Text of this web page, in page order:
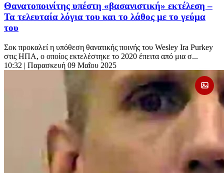
Θανατοποινίτης υπέστη «βασανιστική» εκτέλεση –
Τα τελευταία λόγια του και το λάθος με το γεύμα
του
Σοκ προκαλεί η υπόθεση θανατικής ποινής του Wesley Ira Purkey
στις ΗΠΑ, ο οποίος εκτελέστηκε το 2020 έπειτα από μια σ...
10:32 | Παρασκευή 09 Μαΐου 2025